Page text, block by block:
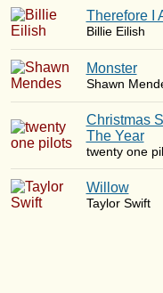
Therefore I
Billie Eilish
Monster
Shawn
Christmas
The Year
twenty one
Willow
Taylor Swift